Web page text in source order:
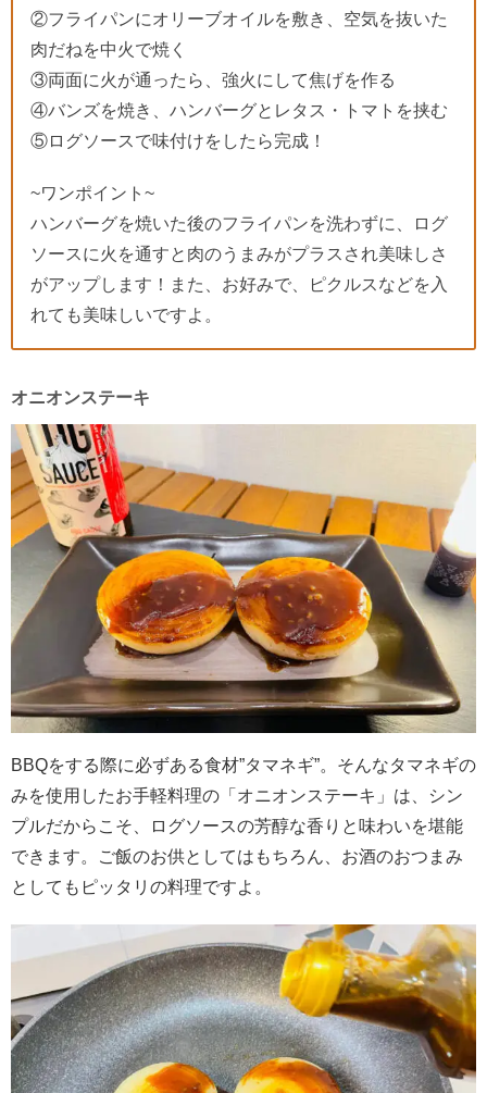
②フライパンにオリーブオイルを敷き、空気を抜いた
肉だねを中火で焼く
③両面に火が通ったら、強火にして焦げを作る
④バンズを焼き、ハンバーグとレタス・トマトを挟む
⑤ログソースで味付けをしたら完成！
~ワンポイント~
ハンバーグを焼いた後のフライパンを洗わずに、ログ
ソースに火を通すと肉のうまみがプラスされ美味しさ
がアップします！また、お好みで、ピクルスなどを入
れても美味しいですよ。
オニオンステーキ
BBQをする際に必ずある食材”タマネギ”。そんなタマネギの
みを使用したお手軽料理の「オニオンステーキ」は、シン
プルだからこそ、ログソースの芳醇な香りと味わいを堪能
できます。ご飯のお供としてはもちろん、お酒のおつまみ
としてもピッタリの料理ですよ。